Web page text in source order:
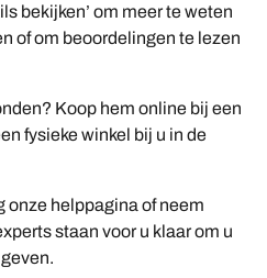
bekijken’ om meer te weten
of om beoordelingen te lezen
Koop hem online bij een
fysieke winkel bij u in de
onze helppagina of neem
staan voor u klaar om u